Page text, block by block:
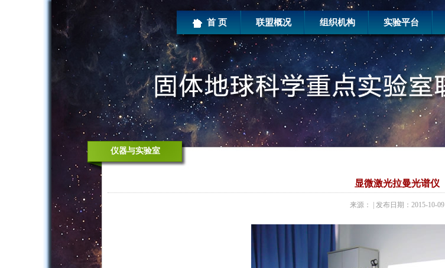
首 页 联盟概况 组织机构 实验平台
仪器与实验室
显微激光拉曼光谱仪
来源： | 发布日期：2015-10-09